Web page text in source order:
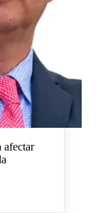
afectar